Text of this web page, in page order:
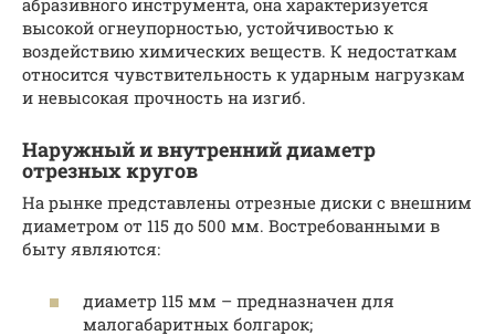
абразивного инструмента, она характеризуется
высокой огнеупорностью, устойчивостью к
воздействию химических веществ. К недостаткам
относится чувствительность к ударным нагрузкам
и невысокая прочность на изгиб.
Наружный и внутренний диаметр
отрезных кругов
На рынке представлены отрезные диски с внешним
диаметром от 115 до 500 мм. Востребованными в
быту являются:
диаметр 115 мм – предназначен для
малогабаритных болгарок;